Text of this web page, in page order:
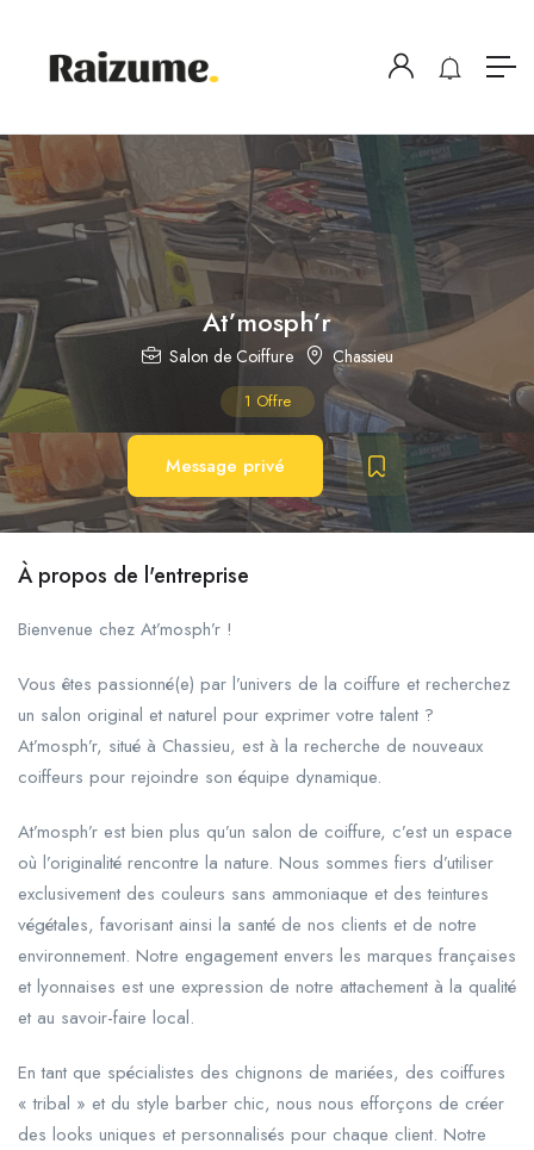
At’mosph’r
Salon de Coiffure Chassieu
1 Offre
Message privé
À propos de l'entreprise
Bienvenue chez At’mosph’r !
Vous êtes passionné(e) par l’univers de la coiffure et recherchez
un salon original et naturel pour exprimer votre talent ?
At’mosph’r, situé à Chassieu, est à la recherche de nouveaux
coiffeurs pour rejoindre son équipe dynamique.
At’mosph’r est bien plus qu’un salon de coiffure, c’est un espace
où l’originalité rencontre la nature. Nous sommes fiers d’utiliser
exclusivement des couleurs sans ammoniaque et des teintures
végétales, favorisant ainsi la santé de nos clients et de notre
environnement. Notre engagement envers les marques françaises
et lyonnaises est une expression de notre attachement à la qualité
et au savoir-faire local.
En tant que spécialistes des chignons de mariées, des coiffures
« tribal » et du style barber chic, nous nous efforçons de créer
des looks uniques et personnalisés pour chaque client. Notre